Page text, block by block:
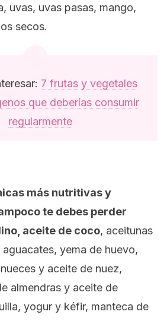
uvas, uvas pasas, mango,
secos.
7 frutas y vegetales
que deberías consumir
regularmente
más nutritivas y
te debes perder
aceite de coco, aceitunas
aguacates, yema de huevo,
y aceite de nuez,
almendras y aceite de
yogur y kéfir, manteca de